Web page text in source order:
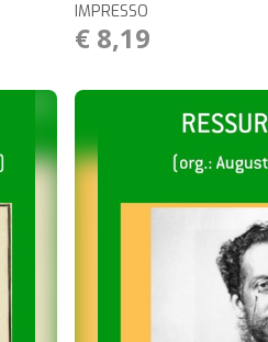
IMPRESSO
€ 8,19